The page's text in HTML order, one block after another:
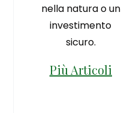
nella natura o un
investimento
sicuro.
Più Articoli